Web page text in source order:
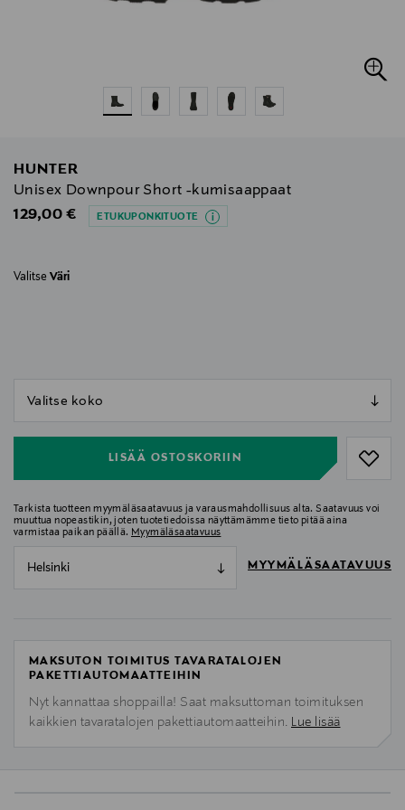
HUNTER
Unisex Downpour Short -kumisaappaat
Original Price
129,00 € ETUKUPONKITUOTE
Valitse Väri
LISÄÄ OSTOSKORIIN
Tarkista tuotteen myymäläsaatavuus ja varausmahdollisuus alta. Saatavuus voi
muuttua nopeastikin, joten tuotetiedoissa näyttämämme tieto pitää aina
varmistaa paikan päällä. Myymäläsaatavuus
Helsinki MYYMÄLÄSAATAVUUS
MAKSUTON TOIMITUS TAVARATALOJEN
PAKETTIAUTOMAATTEIHIN
Nyt kannattaa shoppailla! Saat maksuttoman toimituksen
kaikkien tavaratalojen pakettiautomaatteihin. Lue lisää